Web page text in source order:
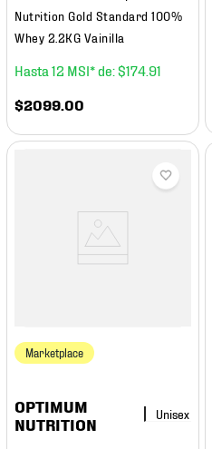
Nutrition Gold Standard 100%
Whey 2.2KG Vainilla
12 $174 91
$2099 .00
Marketplace
OPTIMUM
NUTRITION